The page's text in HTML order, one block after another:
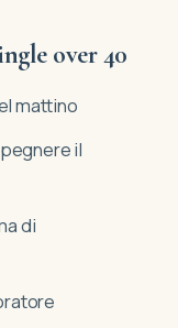
over 40
mattino
il
di